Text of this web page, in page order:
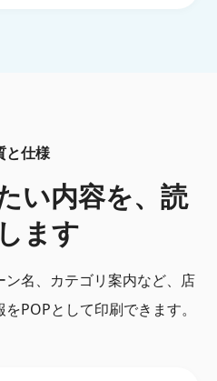
と仕様
い内容を、読
ます
名、カテゴリ案内など、店
POPとして印刷できます。